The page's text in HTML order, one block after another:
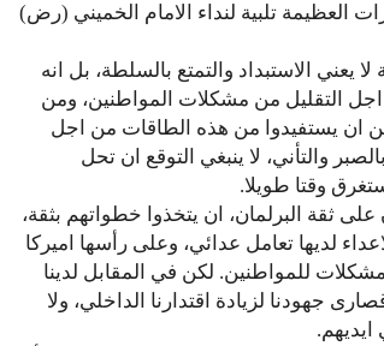
العظيمة تلبية لنداء الامام الخميني (رض)
الاستبداد والتمتع بالسلطة، بل انه
اجل التقليل من مشكلات المواطنين، ومن
ان يستفيدوا من هذه الطاقات من اجل
والتأني، لا ينبغي التوقع ان تحل
وقتا طويلا.
ثقة البرلمان، ان يتخذوا خطواتهم بثقة،
لديها تعامل عدائي، وعلى رأسها اميركا
للمواطنين. لكن في المقابل لدينا
جهودنا لزيادة اقتدارنا الداخلي، ولا